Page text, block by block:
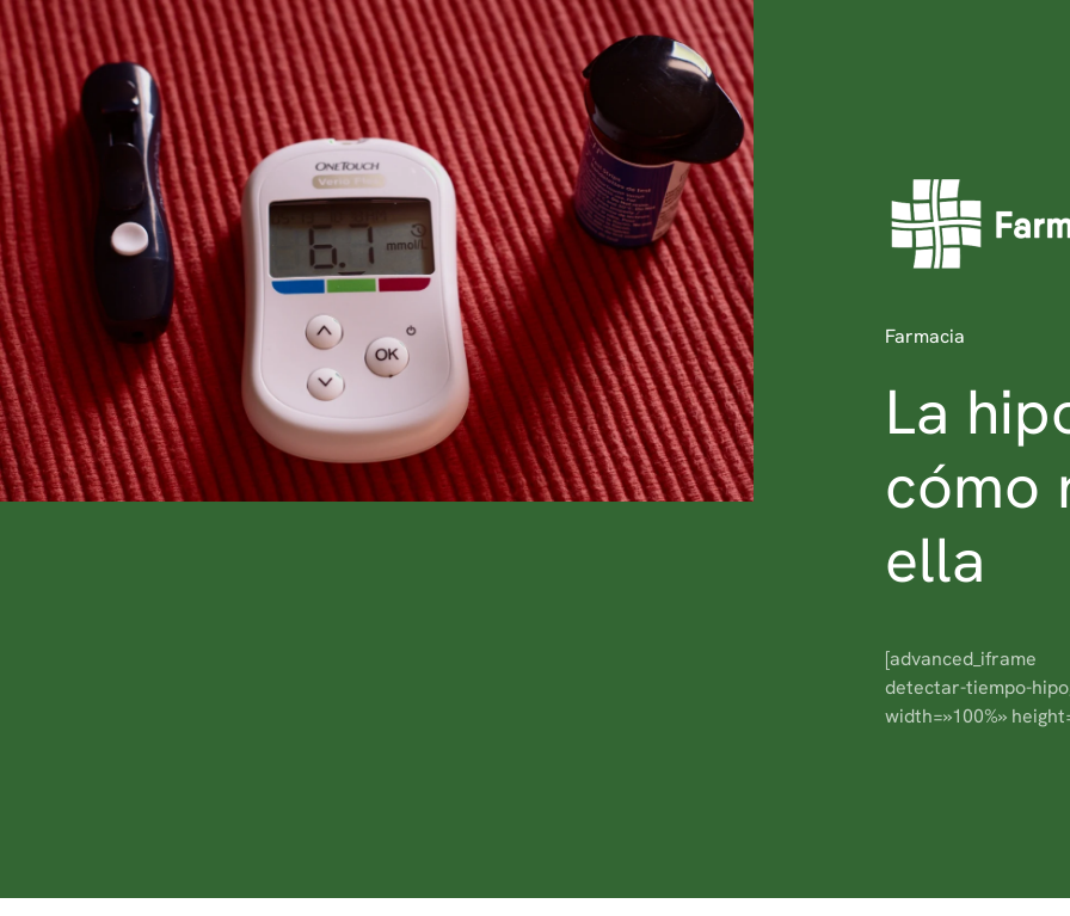
Ir al contenido principal
Farmacia
La
cómo
ella
[advanced_iframe
detectar-tiempo-
width=»100%»